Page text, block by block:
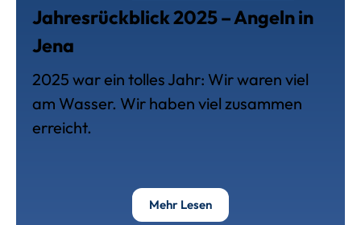
Jahresrückblick 2025 – Angeln in
Jena
2025 war ein tolles Jahr: Wir waren viel
am Wasser. Wir haben viel zusammen
erreicht.
Mehr LesenÜber Jahresrückblick 2025